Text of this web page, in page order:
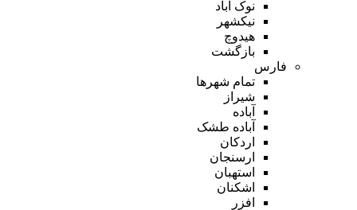
نوک آباد
نیکشهر
هیدوچ
بازگشت
فارس
تمام شهر‌ها
شیراز
آباده
آباده طشک
اردکان
ارسنجان
استهبان
اشکنان
افزر